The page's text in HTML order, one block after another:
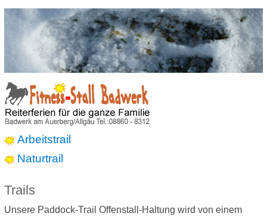
Arbeitstrail
Naturtrail
Trails
Unsere Paddock-Trail Offenstall-Haltung wird von einem